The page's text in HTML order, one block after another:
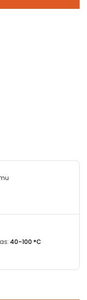
40–100 °C